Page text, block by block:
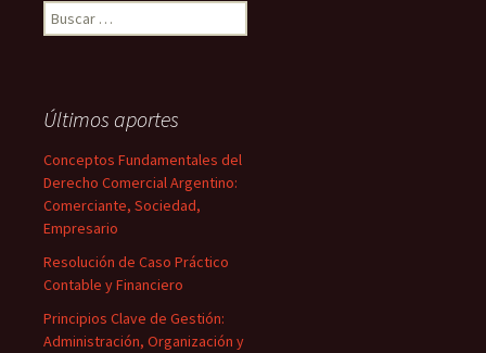
Buscar:
Últimos aportes
Conceptos Fundamentales del
Derecho Comercial Argentino:
Comerciante, Sociedad,
Empresario
Resolución de Caso Práctico
Contable y Financiero
Principios Clave de Gestión:
Administración, Organización y